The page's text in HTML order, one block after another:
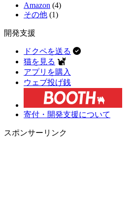
Amazon (4)
その他 (1)
開発支援
ドクペを送る
猫を見る
アプリを購入
ウェブ投げ銭
寄付・開発支援について
スポンサーリンク